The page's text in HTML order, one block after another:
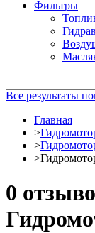
Фильтры
Все результаты
Главная
>
>
>
0